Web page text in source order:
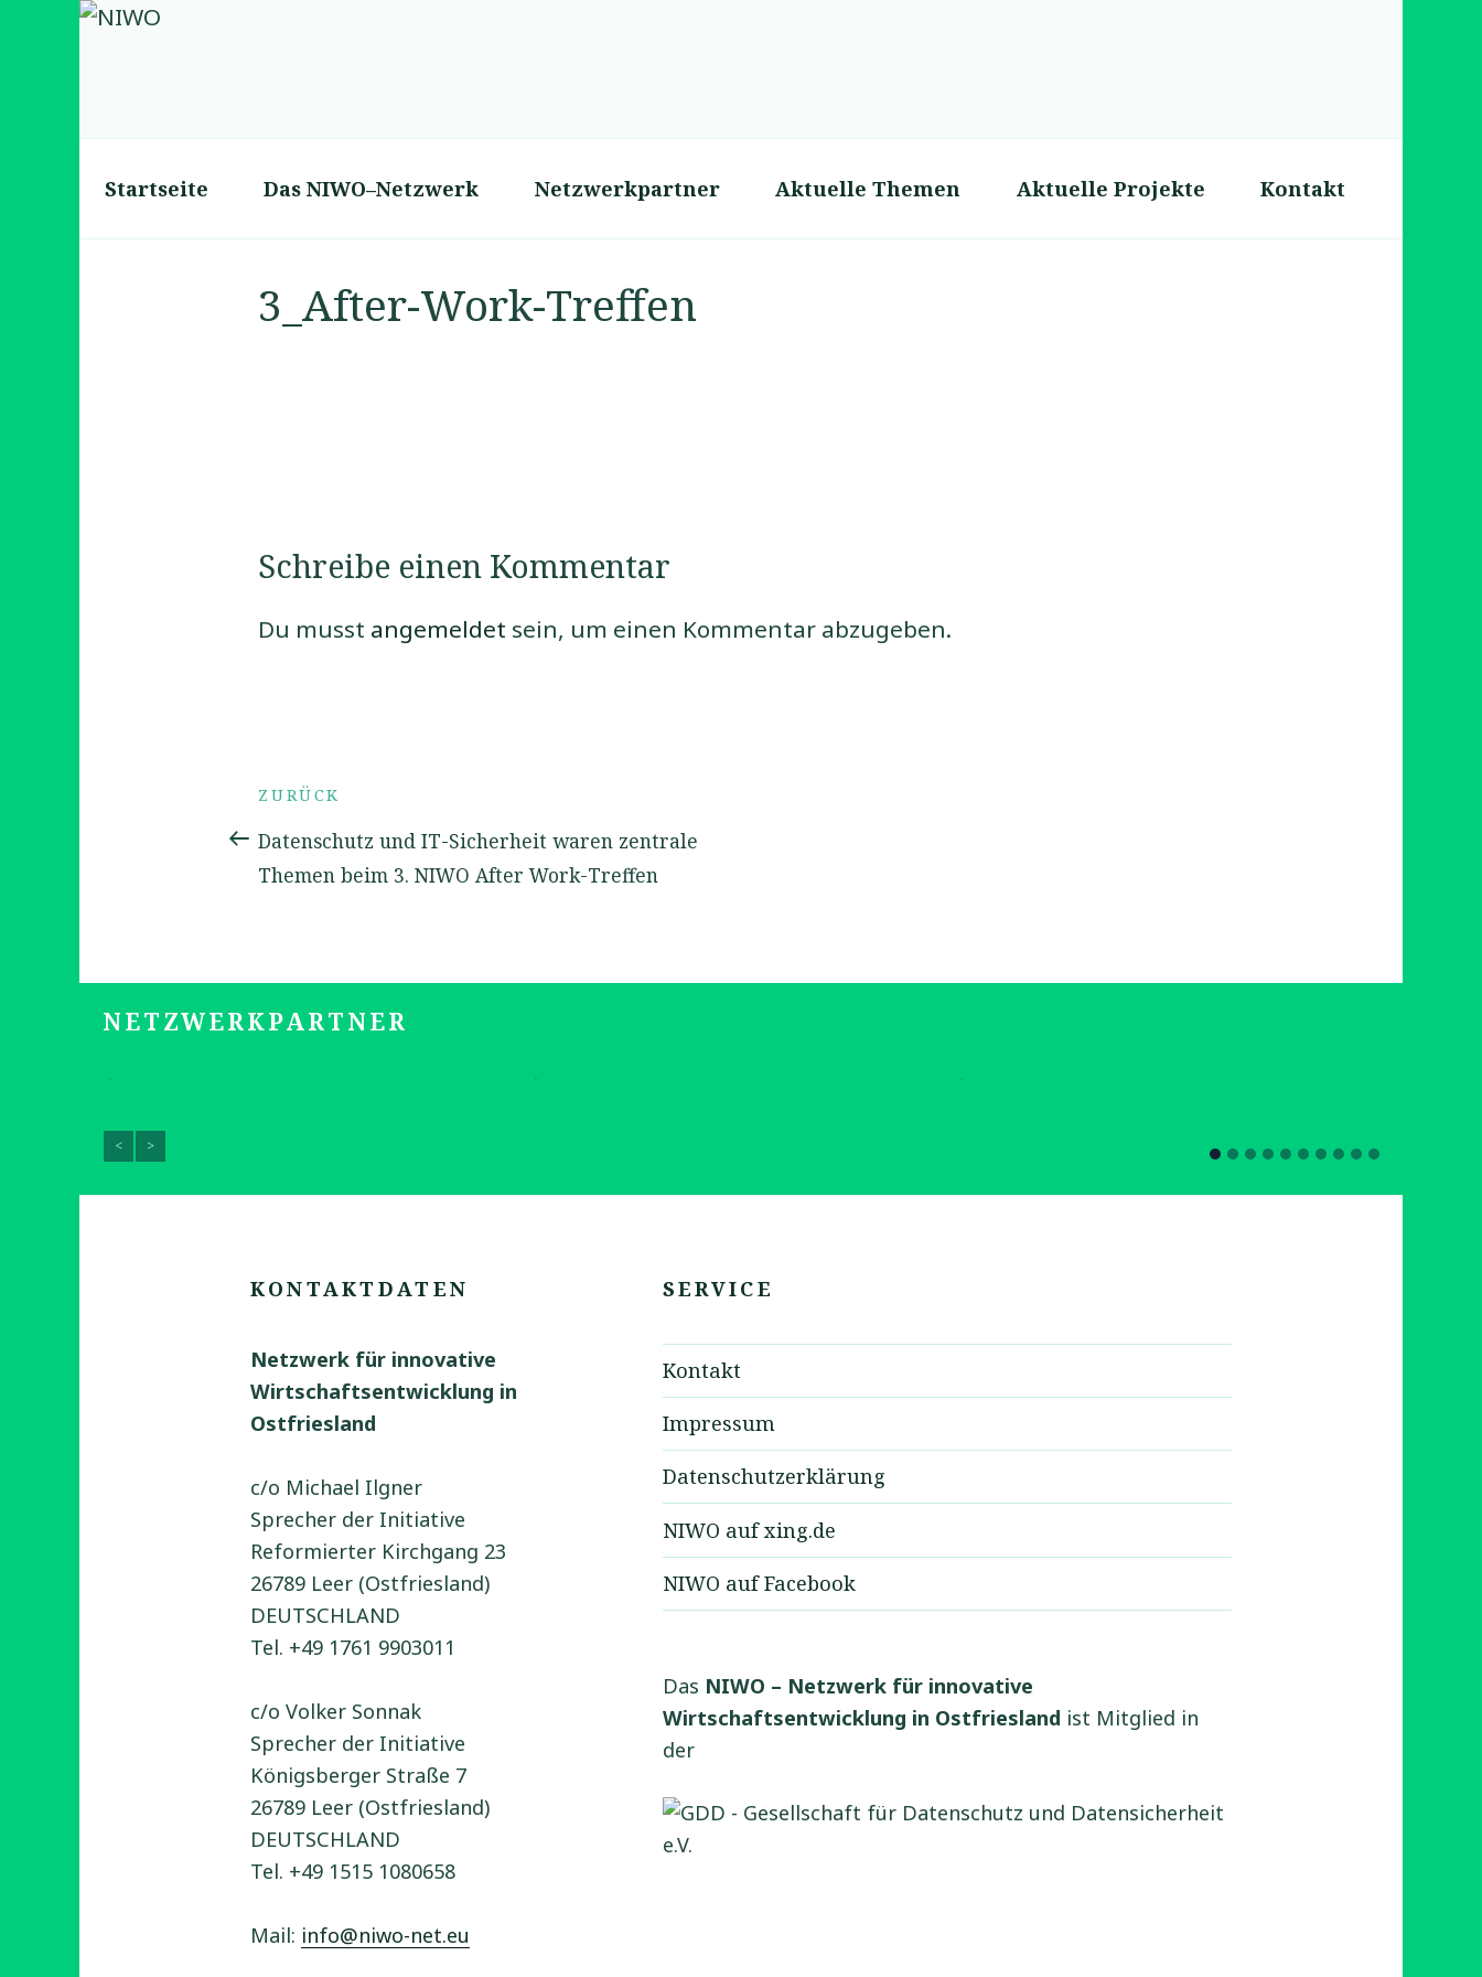
Zum
Startseite Das NIWO–Netzwerk Netzwerkpartner Aktuelle Themen Aktuelle Projekte Kontakt
3_After-Work-Treffen
Schreibe einen Kommentar
Du musst angemeldet sein, um einen Kommentar abzugeben.
Beitrags-
Vorheriger
Beitrag
ZURÜCK
Datenschutz und IT-Sicherheit waren zentrale
Themen beim 3. NIWO After Work-Treffen
NETZWERKPARTNER
< >
KONTAKTDATEN
Netzwerk für innovative
Wirtschaftsentwicklung in
Ostfriesland
c/o Michael Ilgner
Sprecher der Initiative
Reformierter Kirchgang 23
26789 Leer (Ostfriesland)
DEUTSCHLAND
Tel. +49 1761 9903011
c/o Volker Sonnak
Sprecher der Initiative
Königsberger Straße 7
26789 Leer (Ostfriesland)
DEUTSCHLAND
Tel. +49 1515 1080658
Mail: info@niwo-net.eu
SERVICE
Kontakt
Impressum
Datenschutzerklärung
NIWO auf xing.de
NIWO auf Facebook
Das NIWO – Netzwerk für innovative
Wirtschaftsentwicklung in Ostfriesland ist Mitglied in
der